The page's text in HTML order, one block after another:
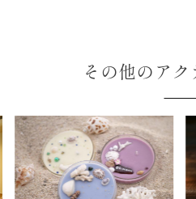
その他のアク